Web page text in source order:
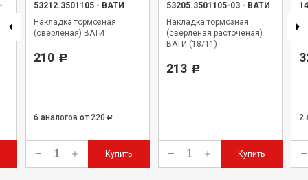
- 53212.3501105 - ВАТИ
Накладка тормозная
(сверлёная) ВАТИ
210 Р
6 аналогов от 220 Р
Купить
53205.3501105-03 - ВАТИ
Накладка тормозная
(сверлёная расточеная)
ВАТИ (18/11)
213 Р
Купить
2